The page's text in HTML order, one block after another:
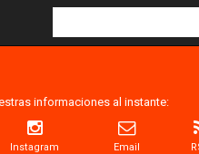
informaciones al instante:
Instagram Email